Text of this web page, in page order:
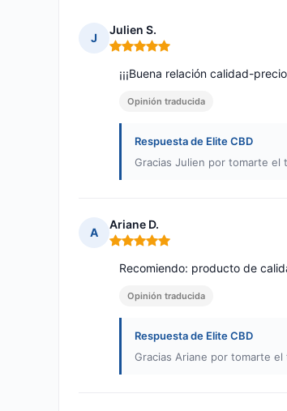
J
Julien S.
Nota: 5 de 5
¡¡¡Buena relación calidad-
Opinión traducida
Respuesta de Elite CBD
Gracias Julien por tomarte el
A
Ariane D.
Nota: 5 de 5
Recomiendo: producto de
Opinión traducida
Respuesta de Elite CBD
Gracias Ariane por tomarte